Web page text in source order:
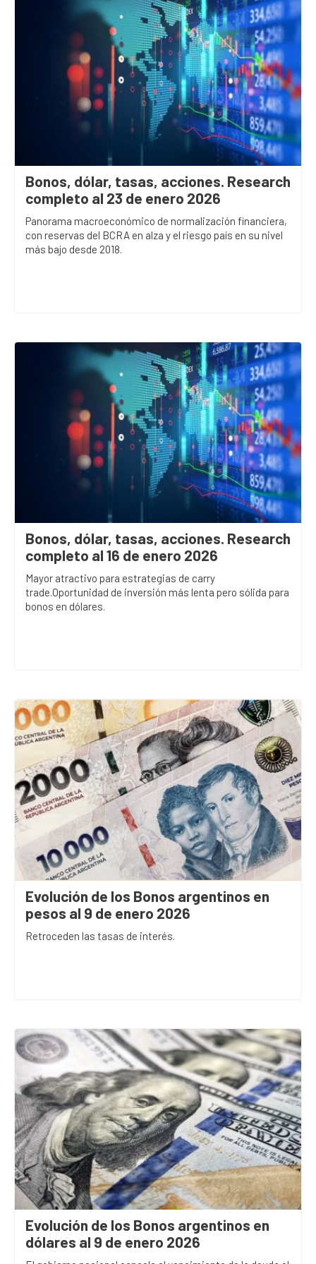
Bonos, dólar, tasas, acciones. Research
completo al 23 de enero 2026
Panorama macroeconómico de normalización financiera,
con reservas del BCRA en alza y el riesgo país en su nivel
más bajo desde 2018.
Bonos, dólar, tasas, acciones. Research
completo al 16 de enero 2026
Mayor atractivo para estrategias de carry
trade.Oportunidad de inversión más lenta pero sólida para
bonos en dólares.
Evolución de los Bonos argentinos en
pesos al 9 de enero 2026
Retroceden las tasas de interés.
Evolución de los Bonos argentinos en
dólares al 9 de enero 2026